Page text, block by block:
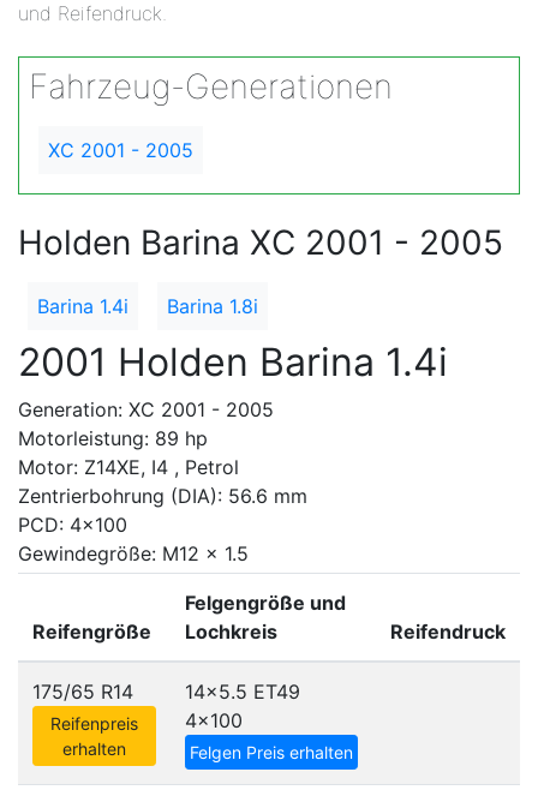
und Reifendruck.
Fahrzeug-Generationen
XC 2001 - 2005
Holden Barina XC 2001 - 2005
Barina 1.4i Barina 1.8i
2001 Holden Barina 1.4i
Generation: XC 2001 - 2005
Motorleistung: 89 hp
Motor: Z14XE, I4 , Petrol
Zentrierbohrung (DIA): 56.6 mm
PCD: 4x100
Gewindegröße: M12 x 1.5
Reifengröße
Felgengröße und
Lochkreis
Reifendruck
175/65 R14
Reifenpreis
erhalten
14x5.5 ET49
4x100
Felgen Preis erhalten